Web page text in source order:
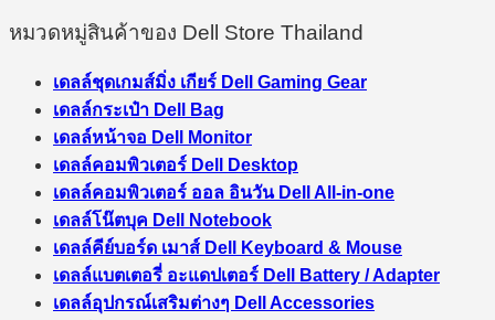
หมวดหมู่สินค้าของ Dell Store Thailand
เดลล์ชุดเกมส์มิ่ง เกียร์ Dell Gaming Gear
เดลล์กระเป๋า Dell Bag
เดลล์หน้าจอ Dell Monitor
เดลล์คอมพิวเตอร์ Dell Desktop
เดลล์คอมพิวเตอร์ ออล อินวัน Dell All-in-one
เดลล์โน๊ตบุค Dell Notebook
เดลล์คีย์บอร์ด เมาส์ Dell Keyboard & Mouse
เดลล์แบตเตอรี่ อะแดปเตอร์ Dell Battery / Adapter
เดลล์อุปกรณ์เสริมต่างๆ Dell Accessories